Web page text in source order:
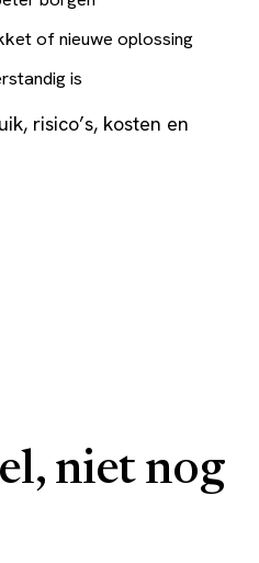
of nieuwe oplossing
is
risico’s, kosten en
niet nog